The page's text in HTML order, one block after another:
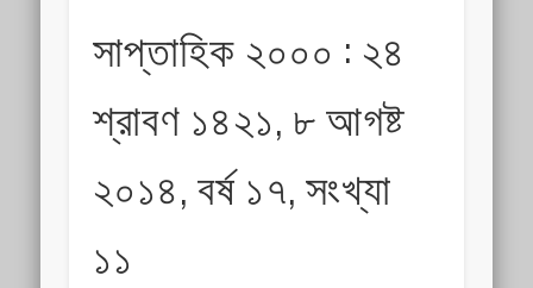
সাপ্তাহিক ২০০০ : ২৪
শ্রাবণ ১৪২১, ৮ আগষ্ট
২০১৪, বর্ষ ১৭, সংখ্যা
১১